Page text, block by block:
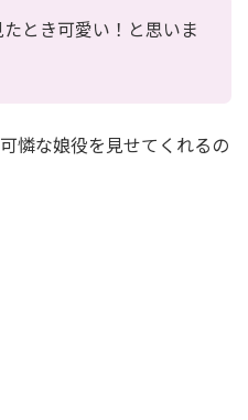
とき可愛い！と思いま
憐な娘役を見せてくれるの